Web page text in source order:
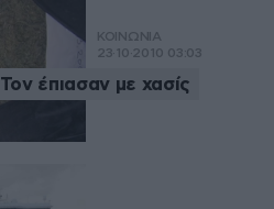
ΚΟΙΝΩΝΙΑ
23·10·2010 03:03
Τον έπιασαν με χασίς